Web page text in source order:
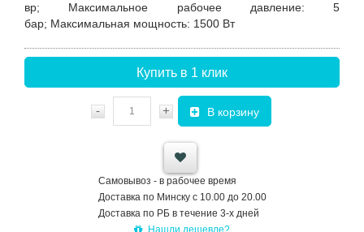
вр; Максимальное рабочее давление: 5
бар; Максимальная мощность: 1500 Вт
Купить в 1 клик
- + В корзину
Самовывоз - в рабочее время
Доставка по Минску с 10.00 до 20.00
Доставка по РБ в течение 3-х дней
Нашли дешевле?